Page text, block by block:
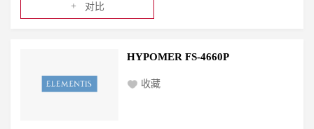
+ 对比
HYPOMER FS-4660P
收藏